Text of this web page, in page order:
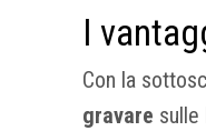
I
Con la
gravare sulle